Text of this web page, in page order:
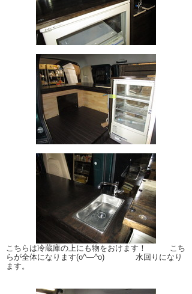
こちらは冷蔵庫の上にも物をおけます！ こち
らが全体になります(o^―^o) 水回りになり
ます。